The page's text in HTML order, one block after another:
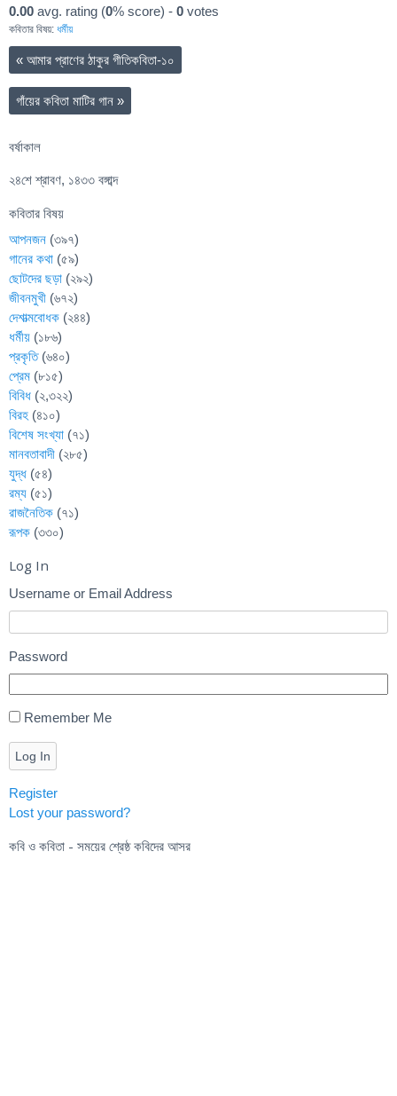
0.00 avg. rating (0% score) - 0 votes
কবিতার বিষয়: ধর্মীয়
« আমার প্রাণের ঠাকুর গীতিকবিতা-১০
গাঁয়ের কবিতা মাটির গান »
বর্ষাকাল
২৪শে শ্রাবণ, ১৪৩৩ বঙ্গাব্দ
কবিতার বিষয়
আপনজন (৩৯৭)
গানের কথা (৫৯)
ছোটদের ছড়া (২৯২)
জীবনমুখী (৬৭২)
দেশাত্মবোধক (২৪৪)
ধর্মীয় (১৮৬)
প্রকৃতি(৬৪০)
প্রেম (৮১৫)
বিবিধ (২,৩২২)
বিরহ (৪১০)
বিশেষ সংখ্যা (৭১)
মানবতাবাদী (২৮৫)
যুদ্ধ (৫৪)
রম্য (৫১)
রাজনৈতিক (৭১)
রূপক (৩৩০)
Log In
Username or Email Address
Password
Remember Me
Log In
Register
Lost your password?
কবি ও কবিতা - সময়ের শ্রেষ্ঠ কবিদের আসর